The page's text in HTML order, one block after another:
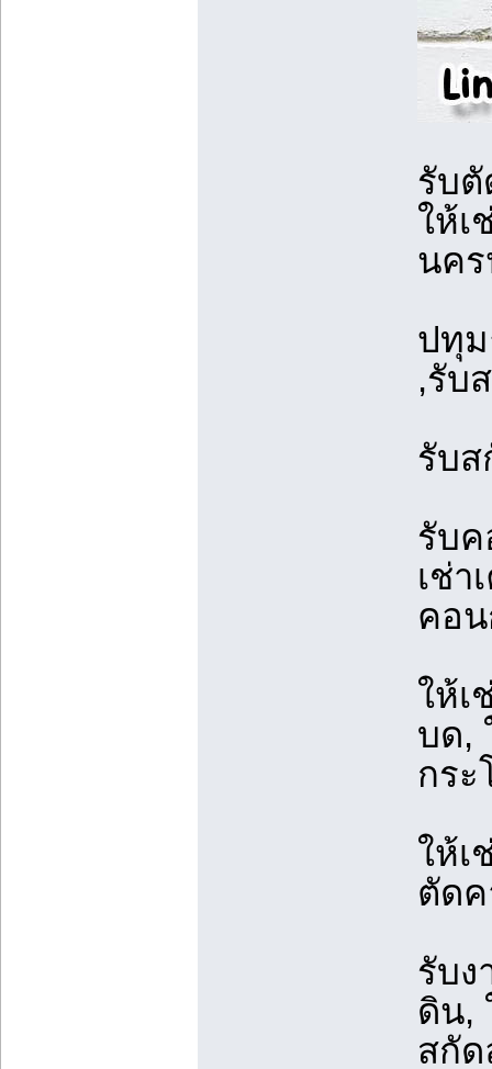
รับ
ให้เ
นค
ปทุ
,รับ
รับส
รับ
เช่า
คอ
ให้เ
บด,
กระ
ให้เ
ตัด
รับง
ดิน,
สกั